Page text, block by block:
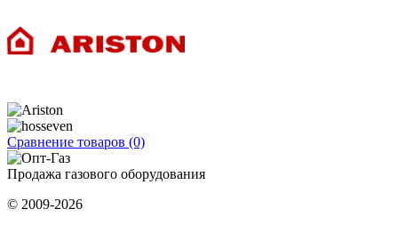
Сравнение товаров (0)
Продажа газового оборудования
© 2009-2026